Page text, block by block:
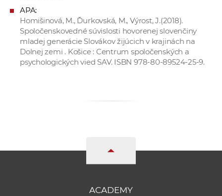
APA:
Homišinová, M., Ďurkovská, M., Výrost, J.(2018).
Spoločenskovedné súvislosti hovorenej slovenčiny
mladej generácie Slovákov žijúcich v krajinách na
Dolnej zemi . Košice : Centrum spoločenských a
psychologických vied SAV. ISBN 978-80-89524-25-9.
ACADEMY